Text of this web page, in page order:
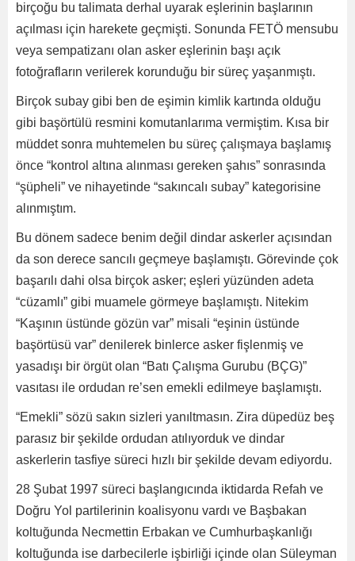
birçoğu bu talimata derhal uyarak eşlerinin başlarının
açılması için harekete geçmişti. Sonunda FETÖ mensubu
veya sempatizanı olan asker eşlerinin başı açık
fotoğrafların verilerek korunduğu bir süreç yaşanmıştı.
Birçok subay gibi ben de eşimin kimlik kartında olduğu
gibi başörtülü resmini komutanlarıma vermiştim. Kısa bir
müddet sonra muhtemelen bu süreç çalışmaya başlamış
önce “kontrol altına alınması gereken şahıs” sonrasında
“şüpheli” ve nihayetinde “sakıncalı subay” kategorisine
alınmıştım.
Bu dönem sadece benim değil dindar askerler açısından
da son derece sancılı geçmeye başlamıştı. Görevinde çok
başarılı dahi olsa birçok asker; eşleri yüzünden adeta
“cüzamlı” gibi muamele görmeye başlamıştı. Nitekim
“Kaşının üstünde gözün var” misali “eşinin üstünde
başörtüsü var” denilerek binlerce asker fişlenmiş ve
yasadışı bir örgüt olan “Batı Çalışma Gurubu (BÇG)”
vasıtası ile ordudan re’sen emekli edilmeye başlamıştı.
“Emekli” sözü sakın sizleri yanıltmasın. Zira düpedüz beş
parasız bir şekilde ordudan atılıyorduk ve dindar
askerlerin tasfiye süreci hızlı bir şekilde devam ediyordu.
28 Şubat 1997 süreci başlangıcında iktidarda Refah ve
Doğru Yol partilerinin koalisyonu vardı ve Başbakan
koltuğunda Necmettin Erbakan ve Cumhurbaşkanlığı
koltuğunda ise darbecilerle işbirliği içinde olan Süleyman